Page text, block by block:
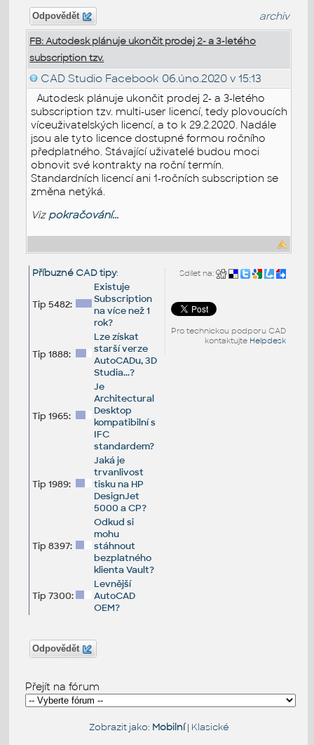
Odpovědět archiv
FB: Autodesk plánuje ukončit prodej 2- a 3-letého
subscription tzv.
CAD Studio Facebook 06.úno.2020 v 15:13
Autodesk plánuje ukončit prodej 2- a 3-letého
subscription tzv. multi-user licencí, tedy plovoucích
víceuživatelských licencí, a to k 29.2.2020. Nadále
jsou ale tyto licence dostupné formou ročního
předplatného. Stávající uživatelé budou moci
obnovit své kontrakty na roční termín.
Standardních licencí ani 1-ročních subscription se
změna netýká.
Viz pokračování...
Sdílet na:
Pro technickou podporu CAD
kontaktujte Helpdesk
Příbuzné CAD tipy:
Tip 5482:
Existuje
Subscription
na více než 1
rok?
Tip 1888:
Lze získat
starší verze
AutoCADu, 3D
Studia...?
Tip 1965:
Je
Architectural
Desktop
kompatibilní s
IFC
standardem?
Tip 1989:
Jaká je
trvanlivost
tisku na HP
DesignJet
5000 a CP?
Tip 8397:
Odkud si
mohu
stáhnout
bezplatného
klienta Vault?
Tip 7300:
Levnější
AutoCAD
OEM?
Odpovědět
Přejít na fórum
Zobrazit jako: Mobilní| Klasické